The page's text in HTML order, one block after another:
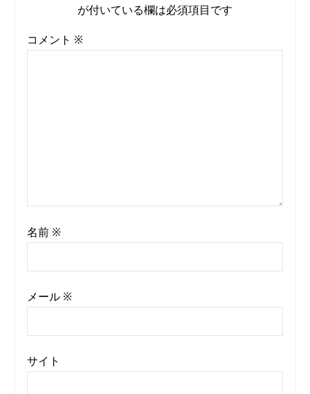
が付いている欄は必須項目です
コメント ※
名前 ※
メール ※
サイト